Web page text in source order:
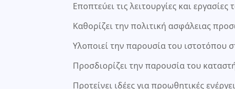
Εποπτεύει τις λειτουργίες και
Καθορίζει την πολιτική ασφάλειας
Υλοποιεί την παρουσία του ιστοτόπου
Προσδιορίζει την παρουσία του
Προτείνει ιδέες για προωθητικές